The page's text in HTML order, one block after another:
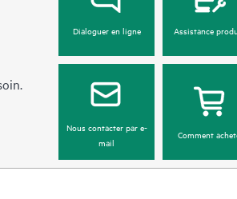
Dialoguer en ligne Assistance
Nous contacter par e-
mail
Comment